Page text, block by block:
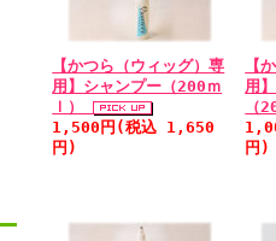
【かつら（ウィッグ）専
用】シャンプー（200ｍ
ｌ）
1,500円(税込 1,650
円)
【
用
（
円)